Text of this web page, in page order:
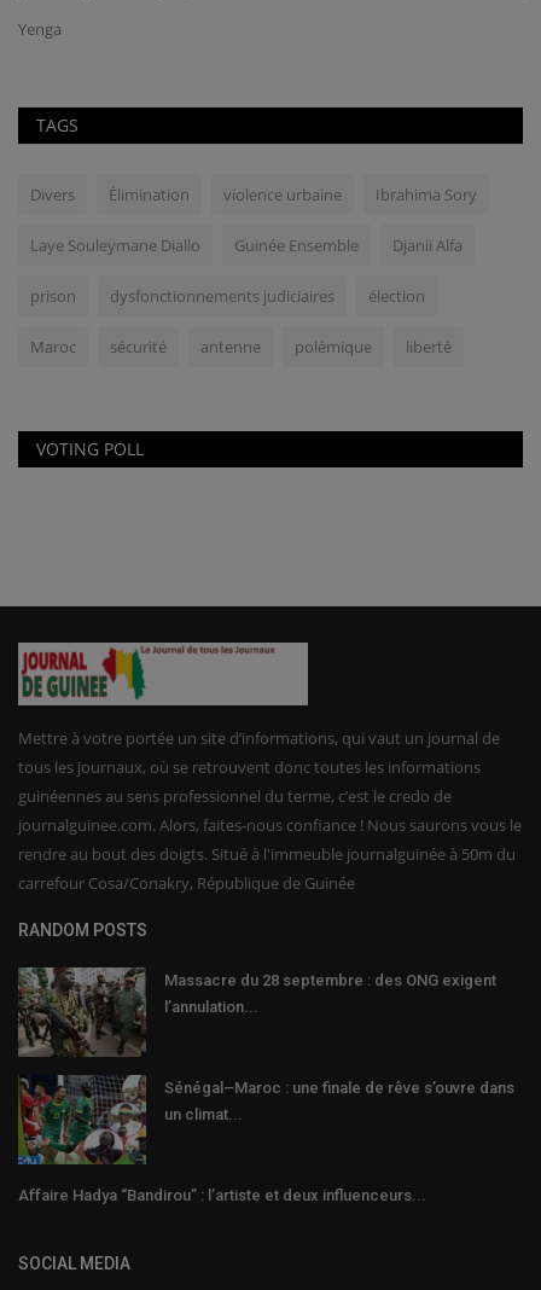
Yenga
TAGS
Divers Élimination violence urbaine Ibrahima Sory
Laye Souleymane Diallo Guinée Ensemble Djanii Alfa
prison dysfonctionnements judiciaires élection
Maroc sécurité antenne polémique liberté
VOTING POLL
Mettre à votre portée un site d’informations, qui vaut un journal de
tous les journaux, où se retrouvent donc toutes les informations
guinéennes au sens professionnel du terme, c’est le credo de
journalguinee.com. Alors, faites-nous confiance ! Nous saurons vous le
rendre au bout des doigts. Situé à l'immeuble journalguinée à 50m du
carrefour Cosa/Conakry, République de Guinée
RANDOM POSTS
Massacre du 28 septembre : des ONG exigent
l’annulation...
Sénégal–Maroc : une finale de rêve s’ouvre dans
un climat...
Affaire Hadya “Bandirou” : l’artiste et deux influenceurs...
SOCIAL MEDIA